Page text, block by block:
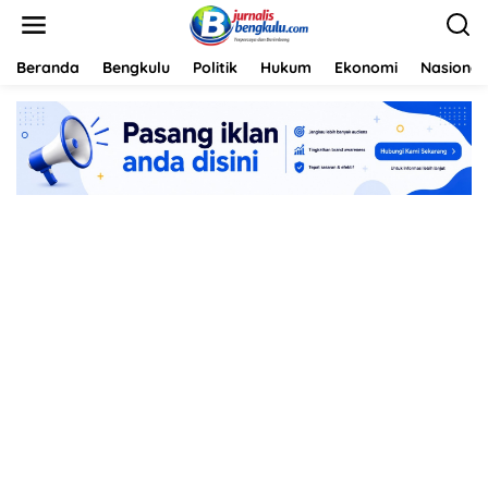
Beranda Bengkulu Politik Hukum Ekonomi Nasional